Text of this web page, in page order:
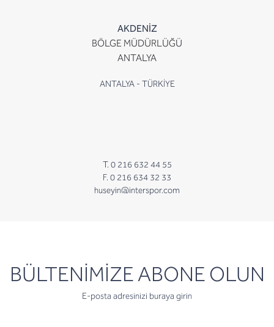
AKDENİZ
BÖLGE MÜDÜRLÜĞÜ
ANTALYA
ANTALYA - TÜRKİYE
T. 0 216 632 44 55
F. 0 216 634 32 33
huseyin@interspor.com
BÜLTENİMİZE ABONE OLUN
E-posta adresinizi buraya girin
newsletter